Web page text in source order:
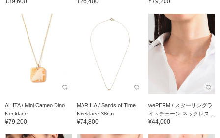
¥39,600 ¥26,400 ¥79,200
ALIITA / Mini Cameo Dino
Necklace
¥79,200
MARIHA / Sands of Time
Necklace 38cm
¥74,800
wePERM / スターリングラ
イトチェーン ネックレス ...
¥44,000